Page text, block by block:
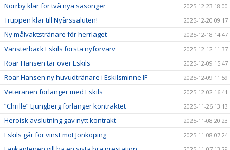
Norrby klar för två nya säsonger 2025-12-23 18:00
Truppen klar till Nyårssaluten! 2025-12-20 09:17
Ny målvaktstränare för herrlaget 2025-12-18 14:47
Vänsterback Eskils första nyförvärv 2025-12-12 11:37
Roar Hansen tar över Eskils 2025-12-09 15:47
Roar Hansen ny huvudtränare i Eskilsminne IF 2025-12-09 11:59
Veteranen förlänger med Eskils 2025-12-02 16:41
”Chrille” Ljungberg förlänger kontraktet 2025-11-26 13:13
Heroisk avslutning gav nytt kontrakt 2025-11-08 20:23
Eskils går för vinst mot Jönköping 2025-11-08 07:24